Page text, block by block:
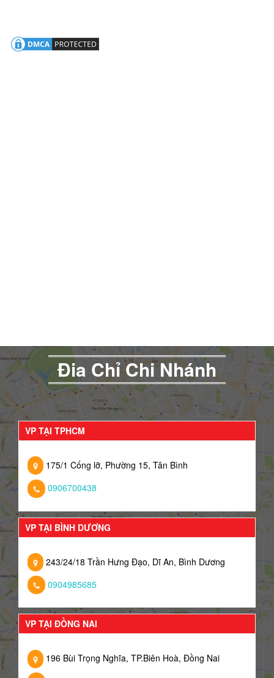
Đia Chỉ Chi Nhánh
VP TẠI TPHCM
175/1 Cống lỡ, Phường 15, Tân Bình
0906700438
VP TẠI BÌNH DƯƠNG
243/24/18 Trần Hưng Đạo, Dĩ An, Bình Dương
0904985685
VP TẠI ĐỒNG NAI
196 Bùi Trọng Nghĩa, TP.Biên Hoà, Đồng Nai